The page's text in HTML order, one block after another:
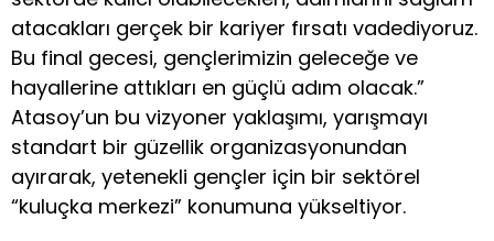
atacakları gerçek bir kariyer fırsatı vadediyoruz.
Bu final gecesi, gençlerimizin geleceğe ve
hayallerine attıkları en güçlü adım olacak.”
Atasoy’un bu vizyoner yaklaşımı, yarışmayı
standart bir güzellik organizasyonundan
ayırarak, yetenekli gençler için bir sektörel
“kuluçka merkezi” konumuna yükseltiyor.